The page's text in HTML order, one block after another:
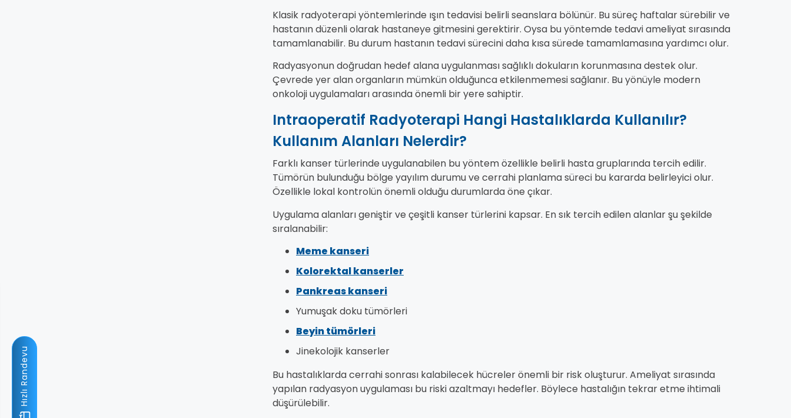
Klasik radyoterapi yöntemlerinde ışın tedavisi belirli seanslara bölünür. Bu süreç haftalar sürebilir ve
hastanın düzenli olarak hastaneye gitmesini gerektirir. Oysa bu yöntemde tedavi ameliyat sırasında
tamamlanabilir. Bu durum hastanın tedavi sürecini daha kısa sürede tamamlamasına yardımcı olur.
Radyasyonun doğrudan hedef alana uygulanması sağlıklı dokuların korunmasına destek olur.
Çevrede yer alan organların mümkün olduğunca etkilenmemesi sağlanır. Bu yönüyle modern
onkoloji uygulamaları arasında önemli bir yere sahiptir.
Intraoperatif Radyoterapi Hangi Hastalıklarda Kullanılır?
Kullanım Alanları Nelerdir?
Farklı kanser türlerinde uygulanabilen bu yöntem özellikle belirli hasta gruplarında tercih edilir.
Tümörün bulunduğu bölge yayılım durumu ve cerrahi planlama süreci bu kararda belirleyici olur.
Özellikle lokal kontrolün önemli olduğu durumlarda öne çıkar.
Uygulama alanları geniştir ve çeşitli kanser türlerini kapsar. En sık tercih edilen alanlar şu şekilde
sıralanabilir:
Meme kanseri
Kolorektal kanserler
Pankreas kanseri
Yumuşak doku tümörleri
Beyin tümörleri
Jinekolojik kanserler
Bu hastalıklarda cerrahi sonrası kalabilecek hücreler önemli bir risk oluşturur. Ameliyat sırasında
yapılan radyasyon uygulaması bu riski azaltmayı hedefler. Böylece hastalığın tekrar etme ihtimali
düşürülebilir.
Hızlı Randevu